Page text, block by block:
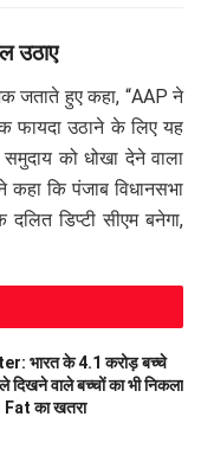
उठाए
जताते हुए कहा, “AAP ने
फायदा उठाने के लिए यह
को धोखा देने वाला
कहा कि पंजाब विधानसभा
डिप्टी सीएम बनेगा,
भारत के 4.1 करोड़ बच्चे
वाले बच्चों का भी निकला
का खतरा